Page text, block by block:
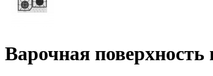
Варочная